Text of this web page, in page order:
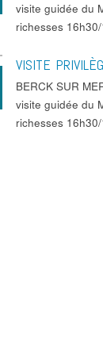
visite guidée du
richesses
VISITE
BERCK SUR
visite guidée du
richesses